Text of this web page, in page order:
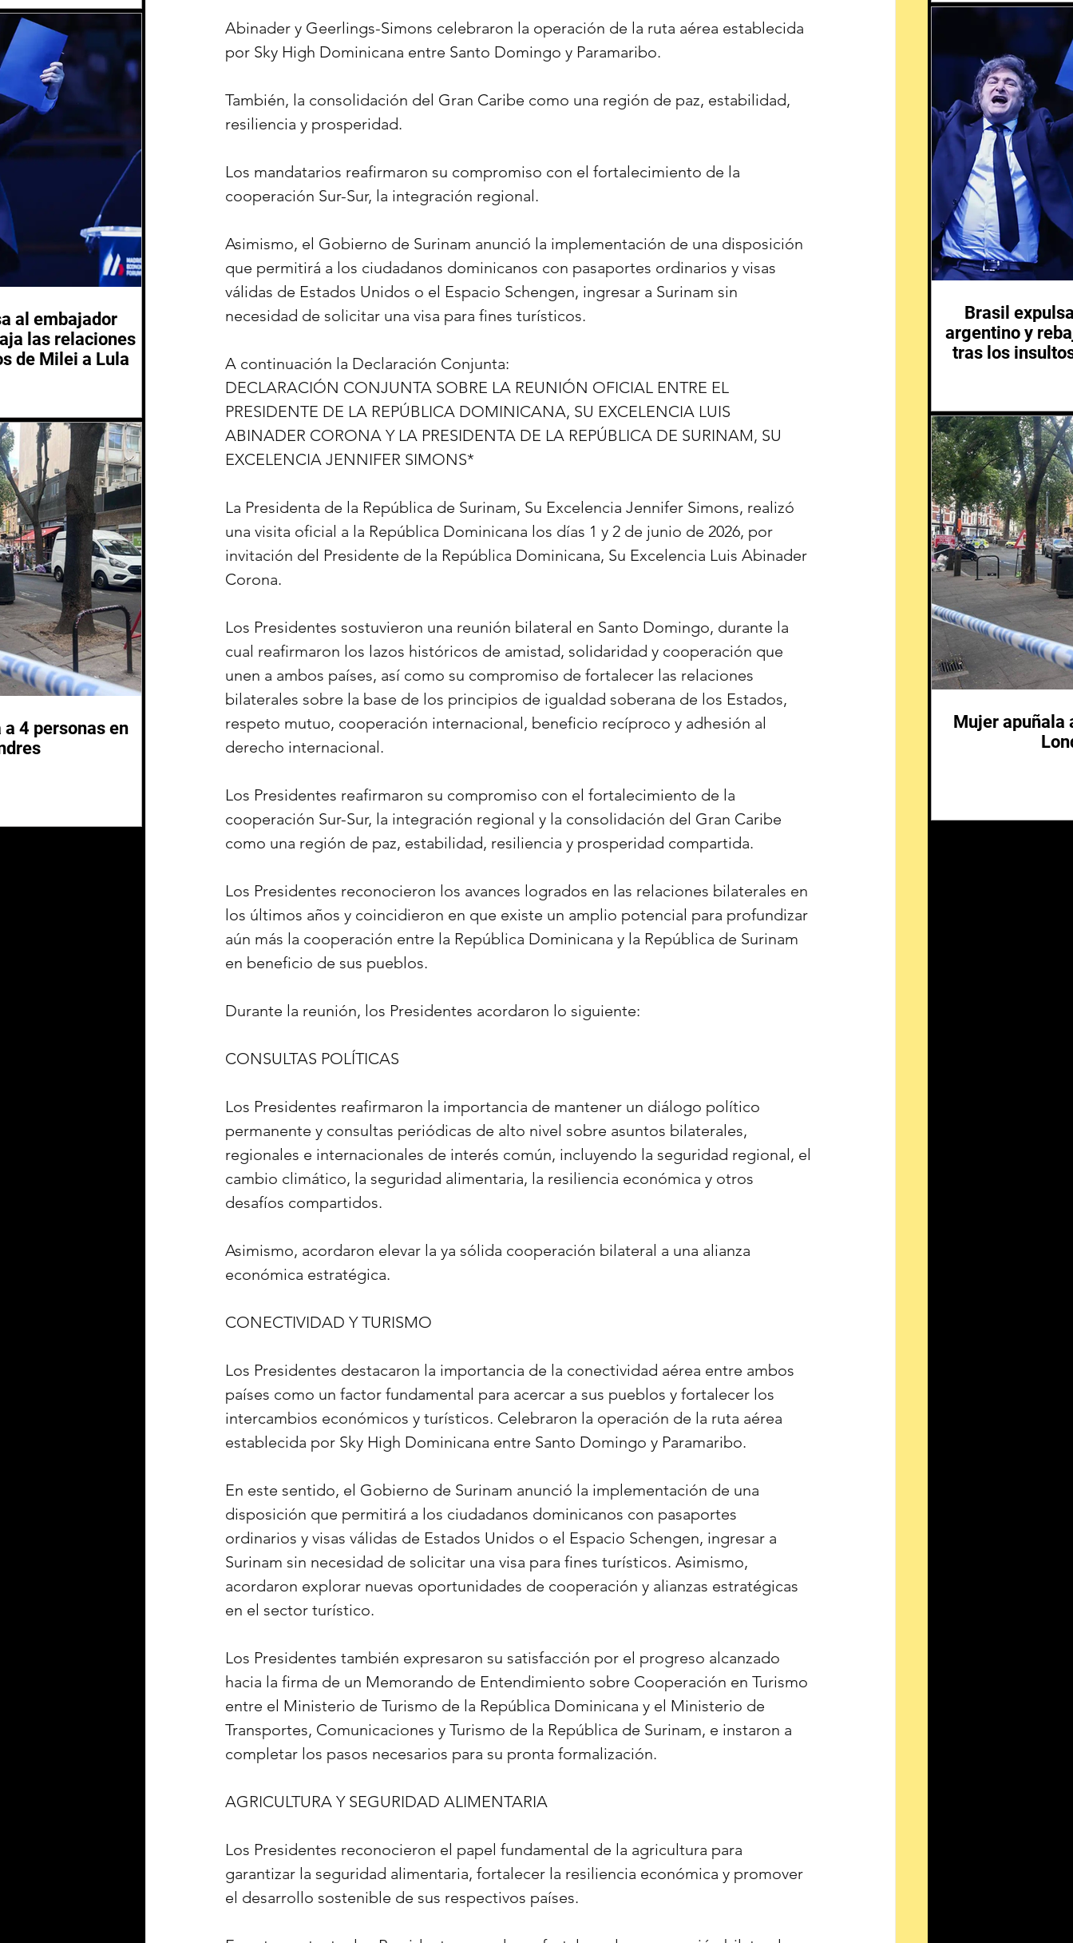
Abinader y Geerlings-Simons celebraron la operación de la ruta aérea establecida
por Sky High Dominicana entre Santo Domingo y Paramaribo.
También, la consolidación del Gran Caribe como una región de paz, estabilidad,
resiliencia y prosperidad.
Los mandatarios reafirmaron su compromiso con el fortalecimiento de la
cooperación Sur-Sur, la integración regional.
Asimismo, el Gobierno de Surinam anunció la implementación de una disposición
que permitirá a los ciudadanos dominicanos con pasaportes ordinarios y visas
válidas de Estados Unidos o el Espacio Schengen, ingresar a Surinam sin
necesidad de solicitar una visa para fines turísticos.
A continuación la Declaración Conjunta:
DECLARACIÓN CONJUNTA SOBRE LA REUNIÓN OFICIAL ENTRE EL
PRESIDENTE DE LA REPÚBLICA DOMINICANA, SU EXCELENCIA LUIS
ABINADER CORONA Y LA PRESIDENTA DE LA REPÚBLICA DE SURINAM, SU
EXCELENCIA JENNIFER SIMONS*
La Presidenta de la República de Surinam, Su Excelencia Jennifer Simons, realizó
una visita oficial a la República Dominicana los días 1 y 2 de junio de 2026, por
invitación del Presidente de la República Dominicana, Su Excelencia Luis Abinader
Corona.
Los Presidentes sostuvieron una reunión bilateral en Santo Domingo, durante la
cual reafirmaron los lazos históricos de amistad, solidaridad y cooperación que
unen a ambos países, así como su compromiso de fortalecer las relaciones
bilaterales sobre la base de los principios de igualdad soberana de los Estados,
respeto mutuo, cooperación internacional, beneficio recíproco y adhesión al
derecho internacional.
Los Presidentes reafirmaron su compromiso con el fortalecimiento de la
cooperación Sur-Sur, la integración regional y la consolidación del Gran Caribe
como una región de paz, estabilidad, resiliencia y prosperidad compartida.
Los Presidentes reconocieron los avances logrados en las relaciones bilaterales en
los últimos años y coincidieron en que existe un amplio potencial para profundizar
aún más la cooperación entre la República Dominicana y la República de Surinam
en beneficio de sus pueblos.
Durante la reunión, los Presidentes acordaron lo siguiente:
CONSULTAS POLÍTICAS
Los Presidentes reafirmaron la importancia de mantener un diálogo político
permanente y consultas periódicas de alto nivel sobre asuntos bilaterales,
regionales e internacionales de interés común, incluyendo la seguridad regional, el
cambio climático, la seguridad alimentaria, la resiliencia económica y otros
desafíos compartidos.
Asimismo, acordaron elevar la ya sólida cooperación bilateral a una alianza
económica estratégica.
CONECTIVIDAD Y TURISMO
Los Presidentes destacaron la importancia de la conectividad aérea entre ambos
países como un factor fundamental para acercar a sus pueblos y fortalecer los
intercambios económicos y turísticos. Celebraron la operación de la ruta aérea
establecida por Sky High Dominicana entre Santo Domingo y Paramaribo.
En este sentido, el Gobierno de Surinam anunció la implementación de una
disposición que permitirá a los ciudadanos dominicanos con pasaportes
ordinarios y visas válidas de Estados Unidos o el Espacio Schengen, ingresar a
Surinam sin necesidad de solicitar una visa para fines turísticos. Asimismo,
acordaron explorar nuevas oportunidades de cooperación y alianzas estratégicas
en el sector turístico.
Los Presidentes también expresaron su satisfacción por el progreso alcanzado
hacia la firma de un Memorando de Entendimiento sobre Cooperación en Turismo
entre el Ministerio de Turismo de la República Dominicana y el Ministerio de
Transportes, Comunicaciones y Turismo de la República de Surinam, e instaron a
completar los pasos necesarios para su pronta formalización.
AGRICULTURA Y SEGURIDAD ALIMENTARIA
Los Presidentes reconocieron el papel fundamental de la agricultura para
garantizar la seguridad alimentaria, fortalecer la resiliencia económica y promover
el desarrollo sostenible de sus respectivos países.
al embajador
las relaciones
de Milei a Lula
4 personas en
Brasil
argentino y
tras los
Mujer apuñala